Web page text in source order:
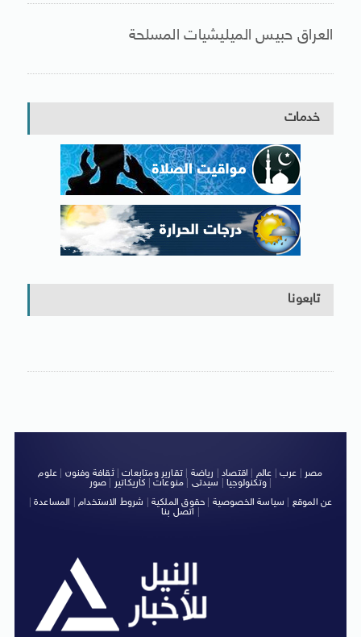
العراق حبيس الميليشيات المسلحة
خدمات
تابعونا
مصر عرب عالم اقتصاد رياضة |تقارير ومتابعات|ثقافة وفنون
علوم
وتكنولوجيا| سيدتى منوعات كاريكاتير صور
|
عن الموقع
سياسة الخصوصية حقوق الملكية شروط الاستخدام| المساعدة|
اتصل بنا